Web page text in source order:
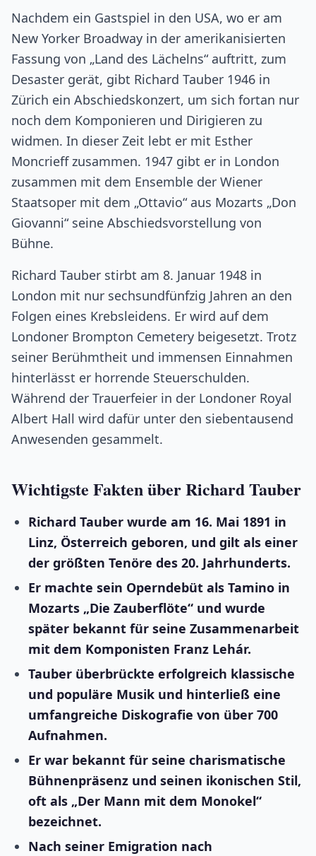
Nachdem ein Gastspiel in den USA, wo er am
New Yorker Broadway in der amerikanisierten
Fassung von „Land des Lächelns“ auftritt, zum
Desaster gerät, gibt Richard Tauber 1946 in
Zürich ein Abschiedskonzert, um sich fortan nur
noch dem Komponieren und Dirigieren zu
widmen. In dieser Zeit lebt er mit Esther
Moncrieff zusammen. 1947 gibt er in London
zusammen mit dem Ensemble der Wiener
Staatsoper mit dem „Ottavio“ aus Mozarts „Don
Giovanni“ seine Abschiedsvorstellung von
Bühne.
Richard Tauber stirbt am 8. Januar 1948 in
London mit nur sechsundfünfzig Jahren an den
Folgen eines Krebsleidens. Er wird auf dem
Londoner Brompton Cemetery beigesetzt. Trotz
seiner Berühmtheit und immensen Einnahmen
hinterlässt er horrende Steuerschulden.
Während der Trauerfeier in der Londoner Royal
Albert Hall wird dafür unter den siebentausend
Anwesenden gesammelt.
Wichtigste Fakten über Richard Tauber
Richard Tauber wurde am 16. Mai 1891 in
Linz, Österreich geboren, und gilt als einer
der größten Tenöre des 20. Jahrhunderts.
Er machte sein Operndebüt als Tamino in
Mozarts „Die Zauberflöte“ und wurde
später bekannt für seine Zusammenarbeit
mit dem Komponisten Franz Lehár.
Tauber überbrückte erfolgreich klassische
und populäre Musik und hinterließ eine
umfangreiche Diskografie von über 700
Aufnahmen.
Er war bekannt für seine charismatische
Bühnenpräsenz und seinen ikonischen Stil,
oft als „Der Mann mit dem Monokel“
bezeichnet.
Nach seiner Emigration nach